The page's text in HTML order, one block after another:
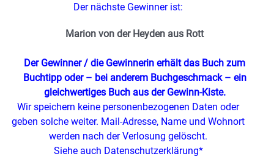
Der nächste Gewinner ist:
Marion von der Heyden aus Rott
Der Gewinner / die Gewinnerin erhält das Buch zum
Buchtipp oder – bei anderem Buchgeschmack – ein
gleichwertiges Buch aus der Gewinn-Kiste.
Wir speichern keine personenbezogenen Daten oder
geben solche weiter. Mail-Adresse, Name und Wohnort
werden nach der Verlosung gelöscht.
Siehe auch Datenschutzerklärung*